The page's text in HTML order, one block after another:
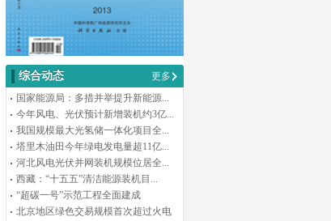
综合动态
更多
国家能源局：多措并举提升新能源...
今年风电、光伏预计新增装机约3亿...
我国规模最大光氢储一体化项目全...
塔里木油田今年绿电发电量超11亿...
河北风电光伏并网装机规模位居全...
西藏：“十五五”清洁能源装机目...
“超碳一号”示范工程全面建成
北京地区绿色交易规模首次超过火电